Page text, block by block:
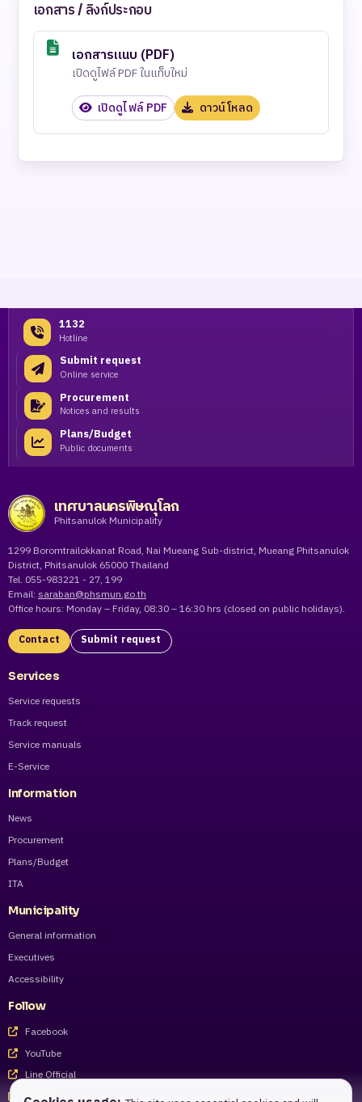
เอกสาร / ลิงก์ประกอบ
เอกสารแนบ (PDF)
เปิดดูไฟล์ PDF ในแท็บใหม่
เปิดดูไฟล์ PDF ดาวน์โหลด
1132
Hotline
Submit request
Online service
Procurement
Notices and results
Plans/Budget
Public documents
เทศบาลนครพิษณุโลก
Phitsanulok Municipality
1299 Boromtrailokkanat Road, Nai Mueang Sub-district, Mueang Phitsanulok
District, Phitsanulok 65000 Thailand
Tel. 055-983221 - 27, 199
Email: saraban@phsmun.go.th
Office hours: Monday – Friday, 08:30 – 16:30 hrs (closed on public holidays).
Contact Submit request
Services
Service requests
Track request
Service manuals
E-Service
Information
News
Procurement
Plans/Budget
ITA
Municipality
General information
Executives
Accessibility
Follow
Facebook
YouTube
Line Official
Tiktok